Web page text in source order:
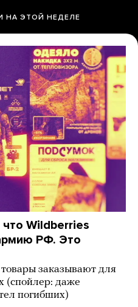
НА ЭТОЙ НЕДЕЛЕ
Wildberries
РФ. Это
заказывают для
(спойлер: даже
погибших)